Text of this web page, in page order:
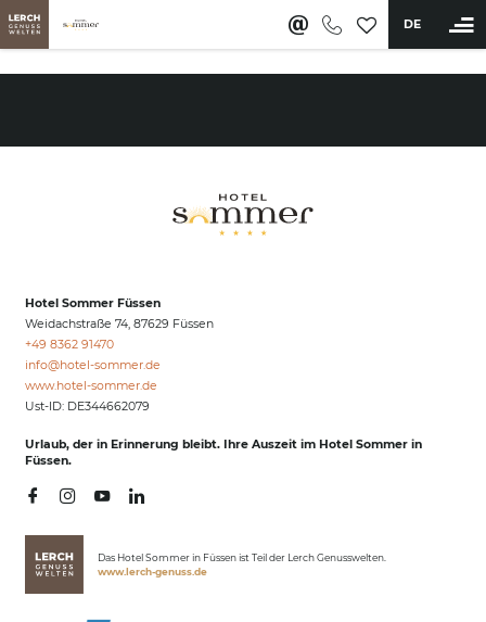
DE
Zimmer & Angebote
Anwendungen & Massagen
Day Spa & Mitgliedschaft
Fitness & Aktivprogramm
Restaurant & Bar
Erleben
Sommer
Hotel Sommer Füssen
Weidachstraße 74, 87629 Füssen
+49 8362 91470
info@hotel-sommer.de
www.hotel-sommer.de
Ust-ID: DE344662079
Urlaub, der in Erinnerung bleibt. Ihre Auszeit im Hotel Sommer in
Füssen.
Das Hotel Sommer in Füssen ist Teil der Lerch Genusswelten.
www.lerch-genuss.de